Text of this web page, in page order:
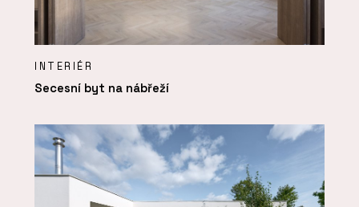
INTERIÉR
Secesní byt na nábřeží